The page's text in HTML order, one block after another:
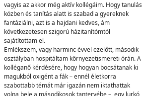
vagyis az akkor még aktív kollégáim. Hogy tanulás
közben és tanítás alatt is szabad a gyereknek
fantáziálni, azt is a hajdani kedves, ám
következetesen szigorú házitanítómtól
sajátítottam el.
Emlékszem, vagy harminc évvel ezelőtt, második
osztályban hospitáltam környezetismereti órán. A
kolléganő kérdésére, hogy hogyan bocsátanak ki
magukból oxigént a fák – ennél életkorra
szabottabb témát már igazán nem iktathattak
volna bele a másodikosok tantervébe –, egy lurkó